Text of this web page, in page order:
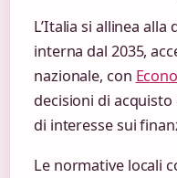
L’Italia si allinea
interna dal 2035,
nazionale, con
decisioni di
di interesse sui
Le normative locali